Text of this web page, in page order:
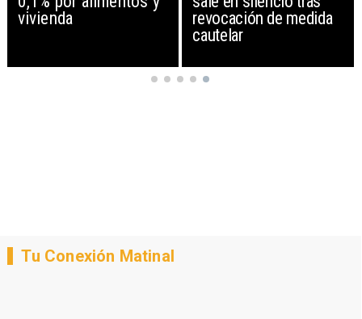
vivienda
revocación de medida
cautelar
Tu Conexión Matinal